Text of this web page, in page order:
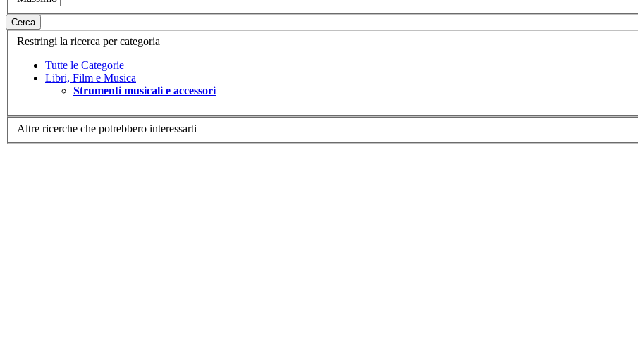
Cerca
Restringi la ricerca per categoria
Tutte le Categorie
Libri, Film e Musica
Strumenti musicali e accessori
Altre ricerche che potrebbero interessarti